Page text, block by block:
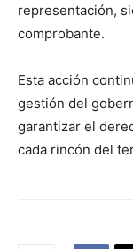
representación,
comprobante.
Esta acción
gestión del
garantizar el
cada rincón del